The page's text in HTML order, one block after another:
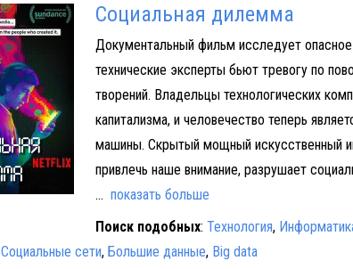
Социальная дилемма
Документальный фильм исследует
технические эксперты бьют тревогу по
творений. Владельцы технологических
капитализма, и человечество теперь
машины. Скрытый мощный искусственный
привлечь наше внимание, разрушает
... показать больше
Поиск подобных: Технология,
Социальные сети, Большие данные, Big data
Аферист из Tinder